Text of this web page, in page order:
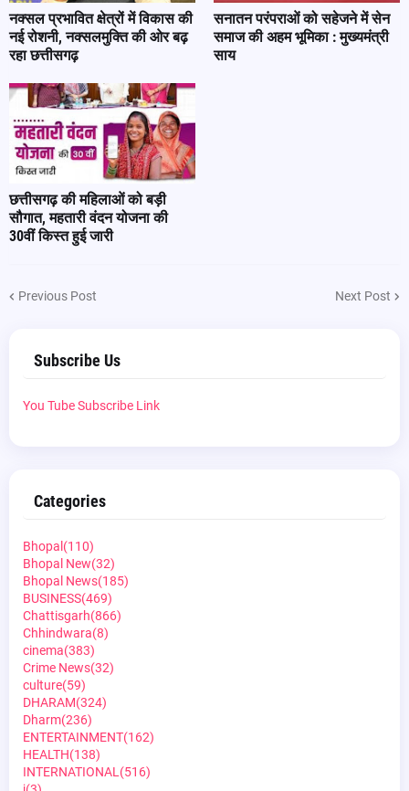
नक्सल प्रभावित क्षेत्रों में विकास की
नई रोशनी, नक्सलमुक्ति की ओर बढ़
रहा छत्तीसगढ़
सनातन परंपराओं को सहेजने में सेन
समाज की अहम भूमिका : मुख्यमंत्री
साय
छत्तीसगढ़ की महिलाओं को बड़ी
सौगात, महतारी वंदन योजना की
30वीं किस्त हुई जारी
Previous Post Next Post
Subscribe Us
You Tube Subscribe Link
Categories
Bhopal (110)
Bhopal New(32)
Bhopal News(185)
BUSINESS(469)
Chattisgarh(866)
Chhindwara(8)
cinema(383)
Crime News(32)
culture(59)
DHARAM(324)
Dharm(236)
ENTERTAINMENT(162)
HEALTH(138)
INTERNATIONAL (516)